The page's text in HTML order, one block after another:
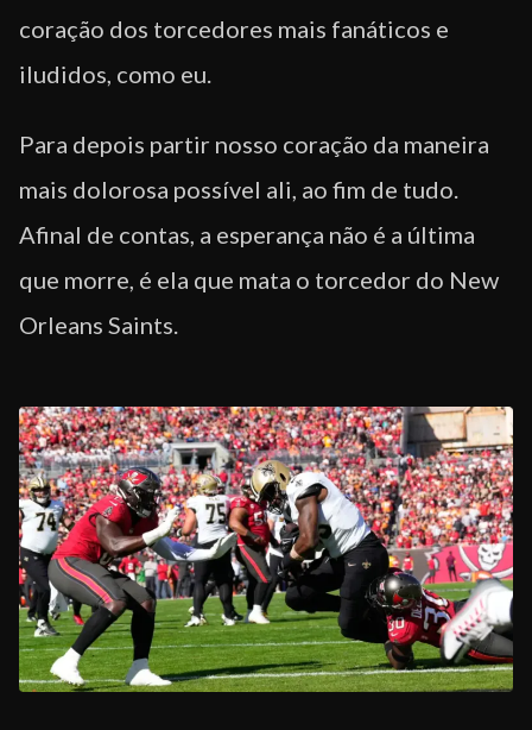
coração dos torcedores mais fanáticos e
iludidos, como eu.
Para depois partir nosso coração da maneira
mais dolorosa possível ali, ao fim de tudo.
Afinal de contas, a esperança não é a última
que morre, é ela que mata o torcedor do New
Orleans Saints.